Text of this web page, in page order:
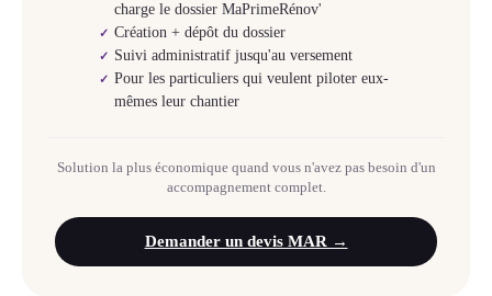
charge le dossier MaPrimeRénov'
✓ Création + dépôt du dossier
✓ Suivi administratif jusqu'au versement
✓ Pour les particuliers qui veulent piloter eux-
mêmes leur chantier
Solution la plus économique quand vous n'avez pas besoin d'un
accompagnement complet.
Demander un devis MAR →